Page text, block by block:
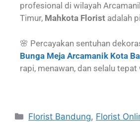
profesional di wilayah
Timur, Mahkota Florist adalah
🌸 Percayakan sentuhan
Bunga Meja Arcamanik Kota
rapi, menawan, dan selalu tepat
Florist Bandung, Florist